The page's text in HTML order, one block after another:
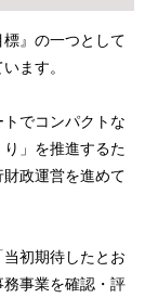
』の一つとして
ます。
でコンパクトな
」を推進するた
政運営を進めて
当初期待したとお
事業を確認・評